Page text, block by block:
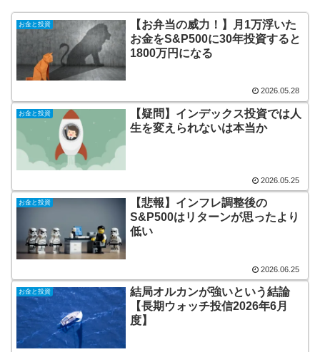
お金と投資
【お弁当の威力！】月1万浮いた
お金をS&P500に30年投資すると
1800万円になる
2026.05.28
お金と投資
【疑問】インデックス投資では人
生を変えられないは本当か
2026.05.25
お金と投資
【悲報】インフレ調整後の
S&P500はリターンが思ったより
低い
2026.06.25
お金と投資
結局オルカンが強いという結論
【長期ウォッチ投信2026年6月
度】